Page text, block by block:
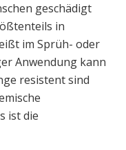
geschädigt
in
im Sprüh- oder
Anwendung kann
resistent sind
ist die